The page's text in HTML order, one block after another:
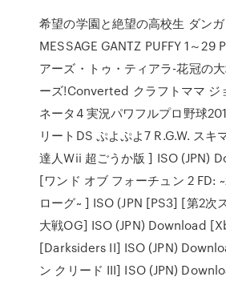
希望の学園と絶望の高校生 ダン
MESSAGE GANTZ PUFFY 1～29
アーズ・トゥ・ティアラ-花冠の
ーズ!Converted クラフトママ ジ
ネータ4 実況パワフルプロ野球
リートDS ぷよぷよ7 R.G.W. ス
達人Wii 超ごうか版 ] ISO (JPN)
[ワンド オブ フォーチュン 2 FD:
ローグ~ ] ISO (JPN [PS3] [第2次
大戦OG] ISO (JPN) Download
[Darksiders II] ISO (JPN)
ン クリード III] ISO (JPN)